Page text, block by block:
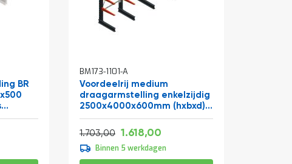
BR
BM173-1101-A
Voordeelrij medium
draagarmstelling enkelzijdig
2500x4000x600mm (hxbxd)
4 niveaus 290/arm
Normale prijs
1.703,00 2.060,63
Vanaf
1.618,00
Binnen 5 werkdagen